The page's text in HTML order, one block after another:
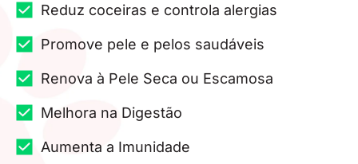
Reduz coceiras e controla alergias
Promove pele e pelos saudáveis
Renova à Pele Seca ou Escamosa
Melhora na Digestão
Aumenta a Imunidade